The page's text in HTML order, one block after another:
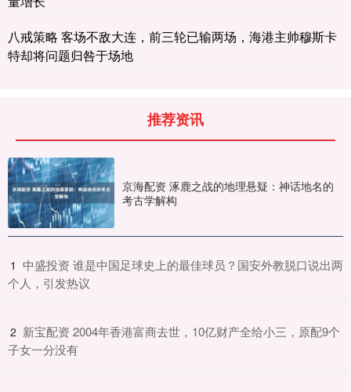
八戒策略 客场不敌大连，前三轮已输两场，海港主帅穆斯卡
特却将问题归咎于场地
推荐资讯
京海配资 涿鹿之战的地理悬疑：神话地名的
考古学解构
1 ​中盛投资 谁是中国足球史上的最佳球员？国安外教脱口说出两
个人，引发热议
2 ​新宝配资 2004年香港富商去世，10亿财产全给小三，原配9个
子女一分没有